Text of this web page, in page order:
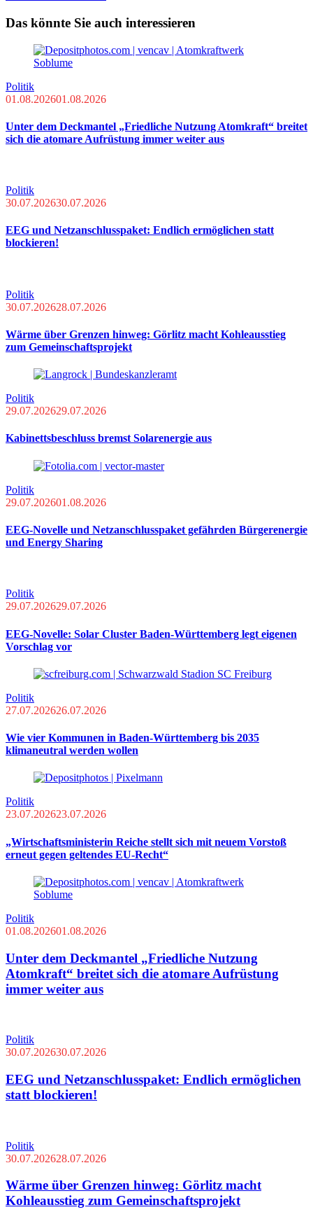
Das könnte Sie auch interessieren
Politik
01.08.202601.08.2026
Unter dem Deckmantel „Friedliche Nutzung Atomkraft“ breitet
sich die atomare Aufrüstung immer weiter aus
Politik
30.07.202630.07.2026
EEG und Netzanschlusspaket: Endlich ermöglichen statt
blockieren!
Politik
30.07.202628.07.2026
Wärme über Grenzen hinweg: Görlitz macht Kohleausstieg
zum Gemeinschaftsprojekt
Politik
29.07.202629.07.2026
Kabinettsbeschluss bremst Solarenergie aus
Politik
29.07.202601.08.2026
EEG-Novelle und Netzanschlusspaket gefährden Bürgerenergie
und Energy Sharing
Politik
29.07.202629.07.2026
EEG-Novelle: Solar Cluster Baden-Württemberg legt eigenen
Vorschlag vor
Politik
27.07.202626.07.2026
Wie vier Kommunen in Baden-Württemberg bis 2035
klimaneutral werden wollen
Politik
23.07.202623.07.2026
„Wirtschaftsministerin Reiche stellt sich mit neuem Vorstoß
erneut gegen geltendes EU-Recht“
Politik
01.08.202601.08.2026
Unter dem Deckmantel „Friedliche Nutzung
Atomkraft“ breitet sich die atomare Aufrüstung
immer weiter aus
Politik
30.07.202630.07.2026
EEG und Netzanschlusspaket: Endlich ermöglichen
statt blockieren!
Politik
30.07.202628.07.2026
Wärme über Grenzen hinweg: Görlitz macht
Kohleausstieg zum Gemeinschaftsprojekt